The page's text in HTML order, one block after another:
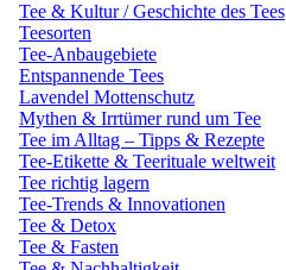
Tee & Kultur / Geschichte des Tees
Teesorten
Tee-Anbaugebiete
Entspannende Tees
Lavendel Mottenschutz
Mythen & Irrtümer rund um Tee
Tee im Alltag – Tipps & Rezepte
Tee-Etikette & Teerituale weltweit
Tee richtig lagern
Tee-Trends & Innovationen
Tee & Detox
Tee & Fasten